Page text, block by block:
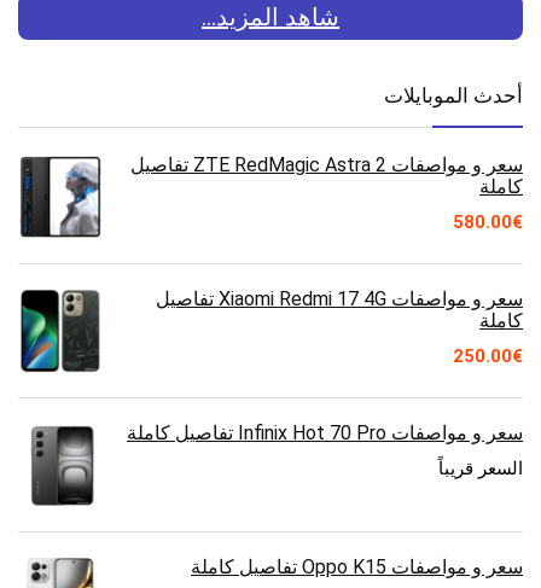
شاهد المزيد...
أحدث الموبايلات
سعر و مواصفات ZTE RedMagic Astra 2 تفاصيل
كاملة
€
580.00
سعر و مواصفات Xiaomi Redmi 17 4G تفاصيل
كاملة
€
250.00
سعر و مواصفات Infinix Hot 70 Pro تفاصيل كاملة
السعر قريباً
سعر و مواصفات Oppo K15 تفاصيل كاملة